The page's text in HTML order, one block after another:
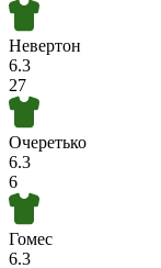
Невертон
6.3
27
Очеретько
6.3
6
Гомес
6.3